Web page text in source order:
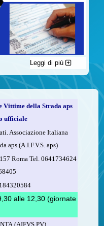
a favore
ai superstiti ed ai
il 5 per mille della
730.
delle
delle associazioni
dell’A.I.F.V.S.:
Leggi di più
Vittime della Strada aps
ufficiale
Associazione Italiana
aps (A.I.F.V.S. aps)
Roma Tel. 0641734624
alle 12,30 (giornate
(AIFVS PV)